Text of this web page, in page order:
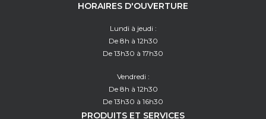
HORAIRES D'OUVERTURE
Lundi à jeudi :
De 8h à 12h30
De 13h30 à 17h30
Vendredi :
De 8h à 12h30
De 13h30 à 16h30
PRODUITS ET SERVICES